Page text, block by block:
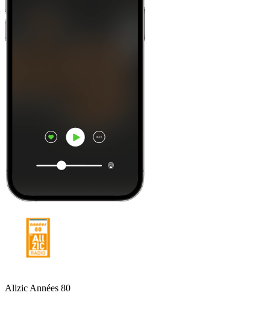
Allzic Années 80